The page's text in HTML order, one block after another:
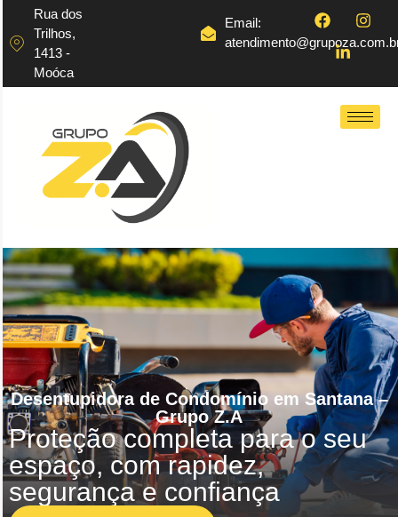
Rua dos
Trilhos,
1413 -
Moóca
Email:
Desentupidora de Condomínio em Santana –
Grupo Z.A
Proteção completa para o seu
espaço, com rapidez,
segurança e confiança